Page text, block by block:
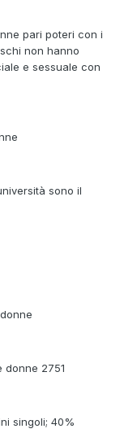
pari poteri con i
non hanno
e sessuale con
sono il
donne 2751
singoli; 40%